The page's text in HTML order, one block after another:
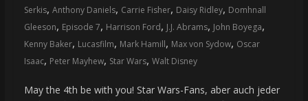
Serkis, Anthony Daniels, Carrie Fisher, Daisy Ridley, Domhnall
Gleeson, Episode 7, Harrison Ford, J.J. Abrams, John Boyega,
Kenny Baker, Lucasfilm, Mark Hamill, Max von Sydow, Oscar
Isaac, Peter Mayhew, Star Wars, Walt Disney
May the 4th be with you! Star Wars-Fans, aber auch jeder